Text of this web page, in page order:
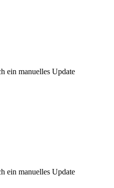
ein manuelles Update
ein manuelles Update